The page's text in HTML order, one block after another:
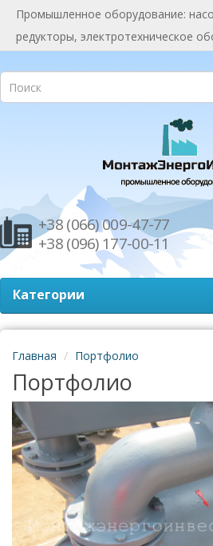
Промышленное оборудование:
редукторы, электротехническое
+38 (066) 009-47-77
+38 (096) 177-00-11
Категории
Главная Портфолио
Портфолио